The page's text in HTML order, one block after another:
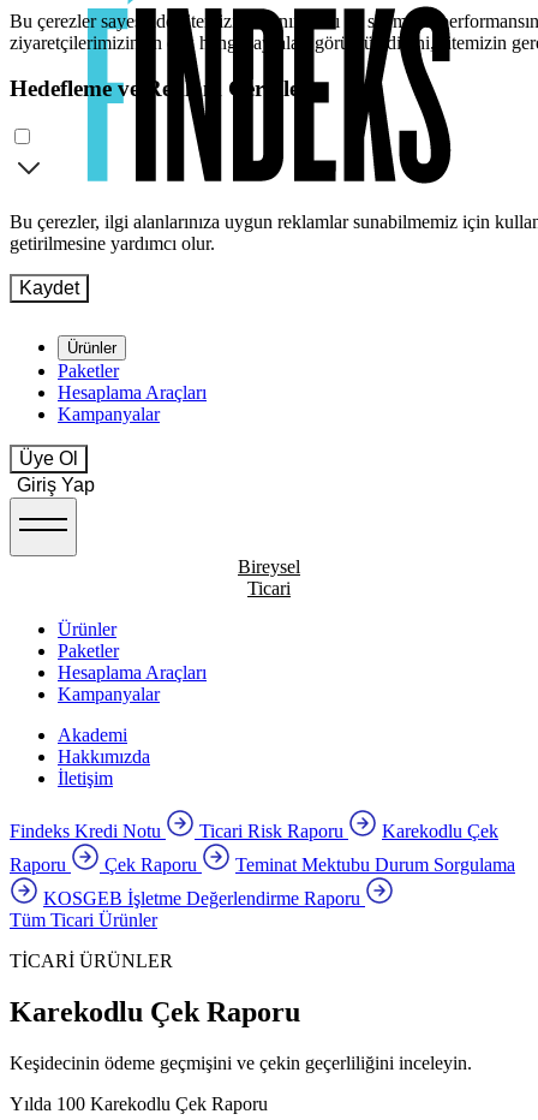
Bu çerezler sayesinde sitemizi kullanımınızı ve sitemizin
ziyaretçilerimizin en çok hangi sayfaları görüntülediğini, sitemizin
Hedefleme ve Reklam Çerezleri
Bu çerezler, ilgi alanlarınıza uygun reklamlar sunabilmemiz için
getirilmesine yardımcı olur.
Kaydet
Ürünler
Paketler
Hesaplama Araçları
Kampanyalar
Üye Ol
Giriş Yap
Bireysel
Ticari
Ürünler
Paketler
Hesaplama Araçları
Kampanyalar
Akademi
Hakkımızda
İletişim
Findeks Kredi Notu Ticari Risk Raporu
Karekodlu Çek
Raporu
Çek Raporu
Teminat Mektubu Durum Sorgulama
KOSGEB İşletme Değerlendirme Raporu
Tüm Ticari Ürünler
TİCARİ ÜRÜNLER
Karekodlu Çek Raporu
Keşidecinin ödeme geçmişini ve çekin geçerliliğini inceleyin.
Yılda 100 Karekodlu Çek Raporu